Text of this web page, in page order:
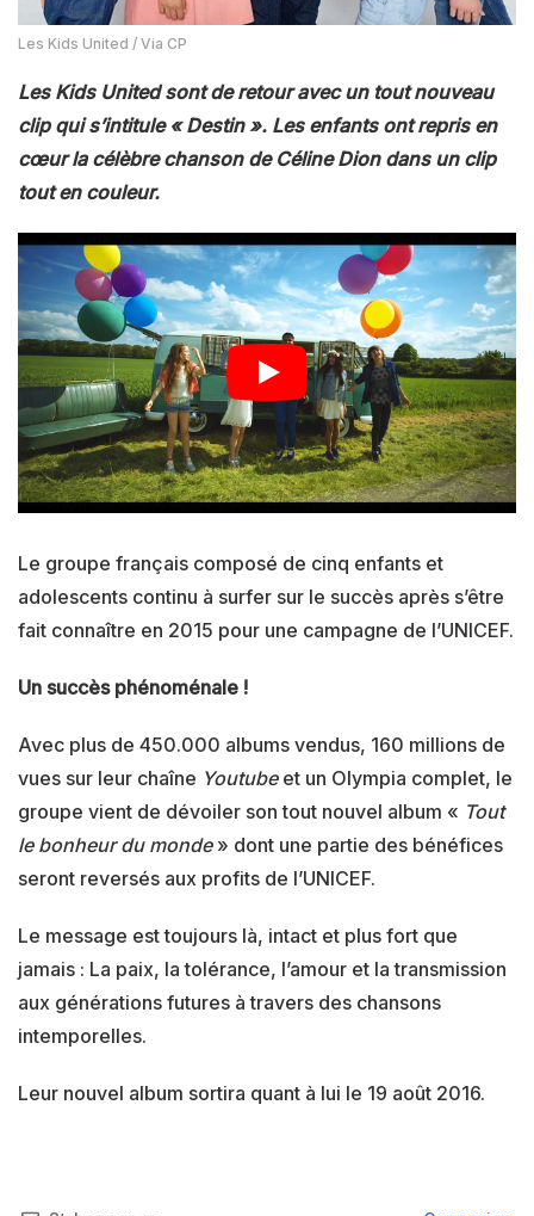
Les Kids United / Via CP
Les Kids United sont de retour avec un tout nouveau
clip qui s’intitule « Destin ». Les enfants ont repris en
cœur la célèbre chanson de Céline Dion dans un clip
tout en couleur.
Le groupe français composé de cinq enfants et
adolescents continu à surfer sur le succès après s’être
fait connaître en 2015 pour une campagne de l’UNICEF.
Un succès phénoménale !
Avec plus de 450.000 albums vendus, 160 millions de
vues sur leur chaîne Youtubeet un Olympia complet, le
groupe vient de dévoiler son tout nouvel album « Tout
le bonheur du monde» dont une partie des bénéfices
seront reversés aux profits de l’UNICEF.
Le message est toujours là, intact et plus fort que
jamais : La paix, la tolérance, l’amour et la transmission
aux générations futures à travers des chansons
intemporelles.
Leur nouvel album sortira quant à lui le 19 août 2016.